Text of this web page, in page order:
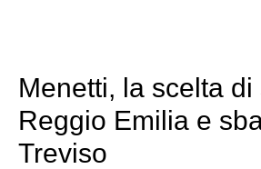
Menetti, la scelta di
Reggio Emilia e
Treviso